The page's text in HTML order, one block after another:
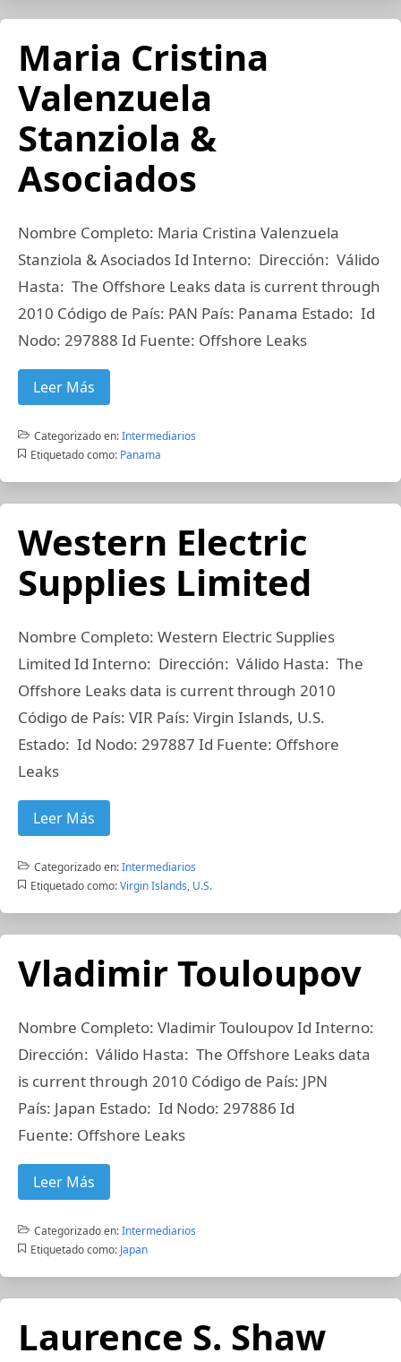
Maria Cristina
Valenzuela
Stanziola &
Asociados
Nombre Completo: Maria Cristina Valenzuela
Stanziola & Asociados Id Interno: Dirección: Válido
Hasta: The Offshore Leaks data is current through
2010 Código de País: PAN País: Panama Estado: Id
Nodo: 297888 Id Fuente: Offshore Leaks
Leer Más
Categorizado en:Intermediarios
Etiquetado como: Panama
Western Electric
Supplies Limited
Nombre Completo: Western Electric Supplies
Limited Id Interno: Dirección: Válido Hasta: The
Offshore Leaks data is current through 2010
Código de País: VIR País: Virgin Islands, U.S.
Estado: Id Nodo: 297887 Id Fuente: Offshore
Leaks
Leer Más
Categorizado en:Intermediarios
Etiquetado como: Virgin Islands, U.S.
Vladimir Touloupov
Nombre Completo: Vladimir Touloupov Id Interno:
Dirección: Válido Hasta: The Offshore Leaks data
is current through 2010 Código de País: JPN
País: Japan Estado: Id Nodo: 297886 Id
Fuente: Offshore Leaks
Leer Más
Categorizado en:Intermediarios
Etiquetado como: Japan
Laurence S. Shaw